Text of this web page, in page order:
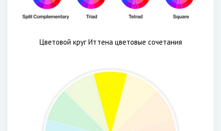
Цветовой круг Иттена цветовые сочетания